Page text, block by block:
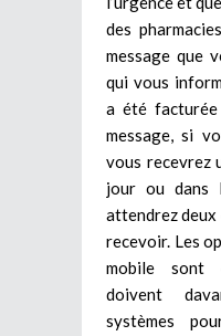
des
message que
qui vous
a été
message, si
vous recevrez
jour ou dans
attendrez
recevoir. Les
mobile sont
doivent
systèmes